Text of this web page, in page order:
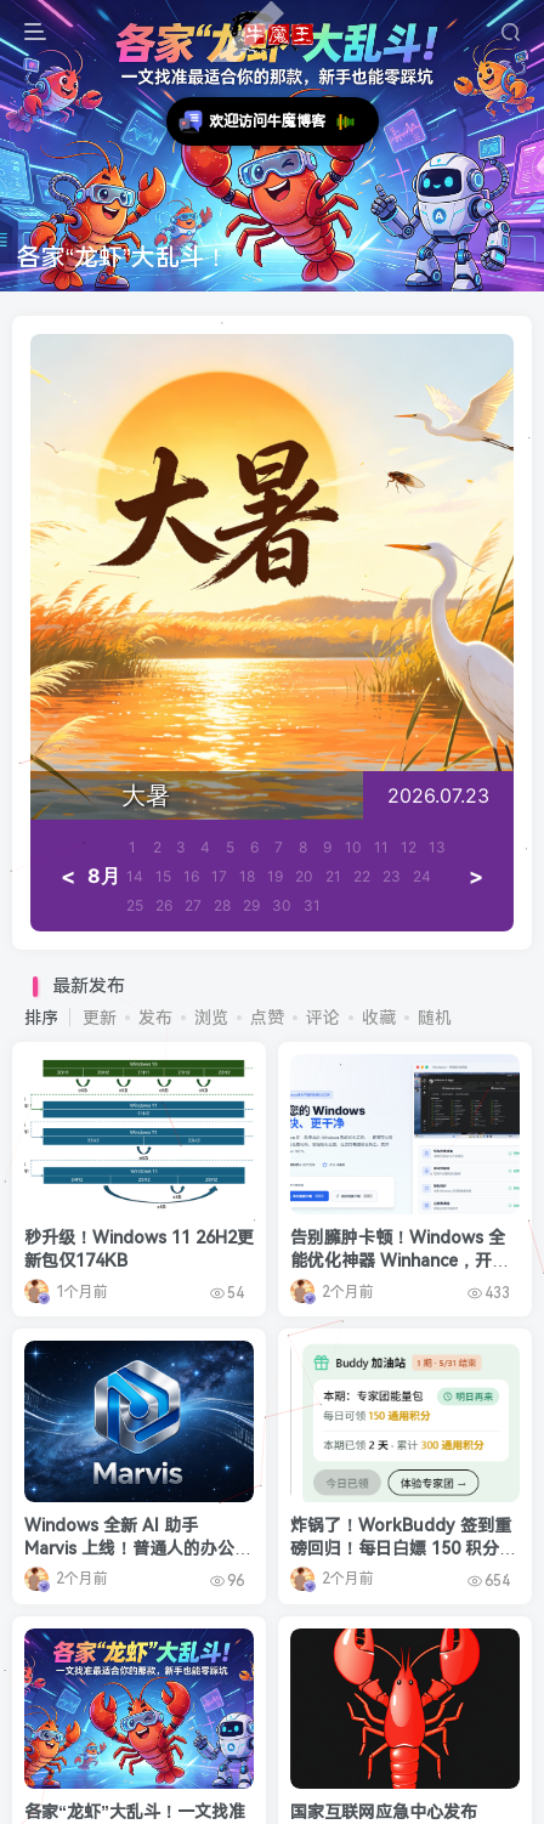
各家“龙虾”大乱斗！
大暑 2026.07.23
< 8月
1 2 3 4 5 6 7 8 9 10 11 12
13
14
15 16 17 18 19 20 21 22 23
24
25
26 27 28 29 30 31
>
最新发布
排序 更新 发布 浏览 点赞 评论 收藏 随机
秒升级！Windows 11 26H2更
新包仅174KB
1个月前 54
告别臃肿卡顿！Windows 全
能优化神器 Winhance，开源
免费无广告，小白也能一键上
手✨
2个月前 433
Windows 全新 AI 助手
Marvis 上线！普通人的办公效
率，彻底被重新定义
2个月前 96
炸锅了！WorkBuddy 签到重
磅回归！每日白嫖 150 积分，
额外 500 积分限时速领
2个月前 654
各家“龙虾”大乱斗！一文找准
国家互联网应急中心发布
欢迎访问牛魔博客